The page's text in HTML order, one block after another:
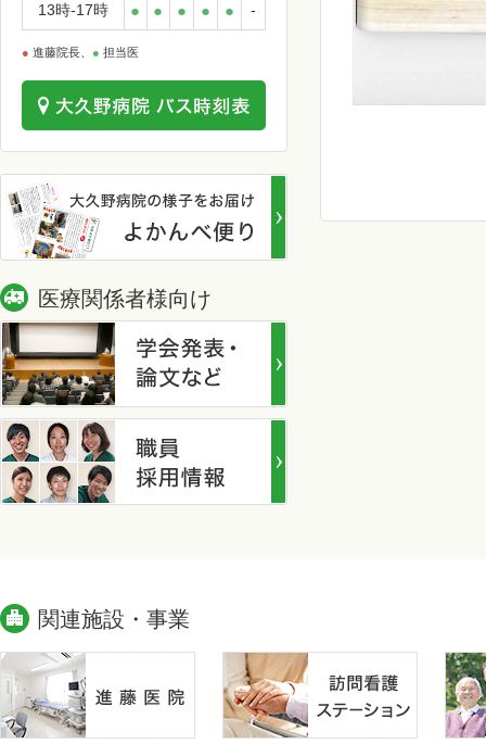
13時-17時 ● ● ● ● ● -
● 進藤院長、 ● 担当医
医療関係者様向け
関連施設・事業